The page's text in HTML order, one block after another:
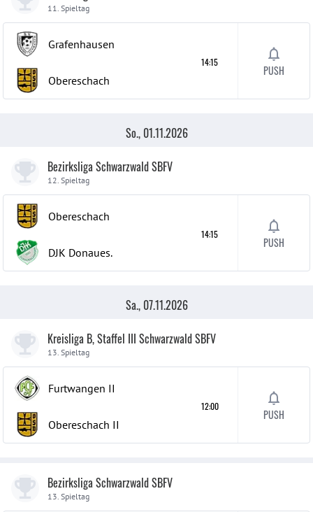
11. Spieltag
Grafenhausen
Obereschach
14:15
PUSH
So., 01.11.2026
Bezirksliga Schwarzwald SBFV
12. Spieltag
Obereschach
DJK Donaues.
14:15
PUSH
Sa., 07.11.2026
Kreisliga B, Staffel III Schwarzwald SBFV
13. Spieltag
Furtwangen II
Obereschach II
12:00
PUSH
Bezirksliga Schwarzwald SBFV
13. Spieltag